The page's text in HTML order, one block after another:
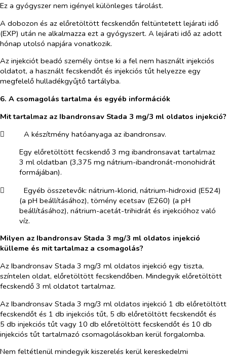
Ez a gyógyszer nem igényel különleges tárolást.
A dobozon és az előretöltött fecskendőn feltüntetett lejárati idő
(EXP) után ne alkalmazza ezt a gyógyszert. A lejárati idő az adott
hónap utolsó napjára vonatkozik.
Az injekciót beadó személy öntse ki a fel nem használt injekciós
oldatot, a használt fecskendőt és injekciós tűt helyezze egy
megfelelő hulladékgyűjtő tartályba.
6. A csomagolás tartalma és egyéb információk
Mit tartalmaz az Ibandronsav Stada 3 mg/3 ml oldatos injekció?
​
A készítmény hatóanyaga az ibandronsav.
Egy előretöltött fecskendő 3 mg ibandronsavat tartalmaz
3 ml oldatban (3,375 mg nátrium-ibandronát-monohidrát
formájában).
​
Egyéb összetevők: nátrium-klorid, nátrium-hidroxid (E524)
(a pH beállításához), tömény ecetsav (E260) (a pH
beállításához), nátrium-acetát-trihidrát és injekcióhoz való
víz.
Milyen az Ibandronsav Stada 3 mg/3 ml oldatos injekció
külleme és mit tartalmaz a csomagolás?
Az Ibandronsav Stada 3 mg/3 ml oldatos injekció egy tiszta,
színtelen oldat, előretöltött fecskendőben. Mindegyik előretöltött
fecskendő 3 ml oldatot tartalmaz.
Az Ibandronsav Stada 3 mg/3 ml oldatos injekció 1 db előretöltött
fecskendőt és 1 db injekciós tűt, 5 db előretöltött fecskendőt és
5 db injekciós tűt vagy 10 db előretöltött fecskendőt és 10 db
injekciós tűt tartalmazó csomagolásokban kerül forgalomba.
Nem feltétlenül mindegyik kiszerelés kerül kereskedelmi